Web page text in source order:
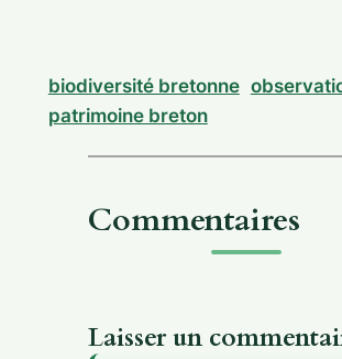
biodiversité bretonne
patrimoine breton
Commentaires
Laisser un